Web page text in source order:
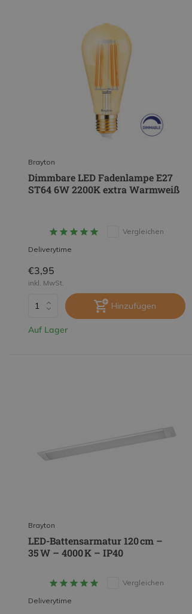
Brayton
Dimmbare LED Fadenlampe E27
ST64 6W 2200K extra Warmweiß
Vergleichen
Deliverytime
€3,95
inkl. MwSt.
Hinzufügen
Auf Lager
Brayton
LED-Battensarmatur 120 cm –
35 W – 4000 K – IP40
Vergleichen
Deliverytime